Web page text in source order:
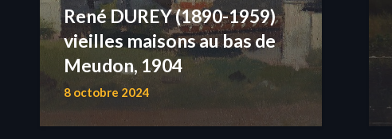
René DUREY (1890-1959)
vieilles maisons au bas de
Meudon, 1904
8 octobre 2024